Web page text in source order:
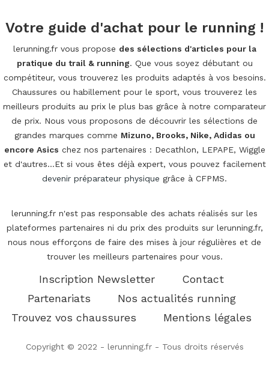
Votre guide d'achat pour le running !
lerunning.fr vous propose des sélections d'articles pour la
pratique du trail & running. Que vous soyez débutant ou
compétiteur, vous trouverez les produits adaptés à vos besoins.
Chaussures ou habillement pour le sport, vous trouverez les
meilleurs produits au prix le plus bas grâce à notre comparateur
de prix. Nous vous proposons de découvrir les sélections de
grandes marques comme Mizuno, Brooks, Nike, Adidas ou
encore Asics chez nos partenaires : Decathlon, LEPAPE, Wiggle
et d'autres...Et si vous êtes déjà expert, vous pouvez facilement
devenir préparateur physique grâce à CFPMS.
lerunning.fr n'est pas responsable des achats réalisés sur les
plateformes partenaires ni du prix des produits sur lerunning.fr,
nous nous efforçons de faire des mises à jour régulières et de
trouver les meilleurs partenaires pour vous.
Inscription Newsletter
Contact
Partenariats
Nos actualités running
Trouvez vos chaussures
Mentions légales
Copyright © 2022 - lerunning.fr - Tous droits réservés